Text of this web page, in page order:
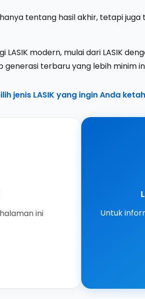
tentang hasil akhir, tetapi
LASIK modern, mulai dari LASIK
generasi terbaru yang lebih
jenis LASIK yang ingin Anda
ini
Untuk